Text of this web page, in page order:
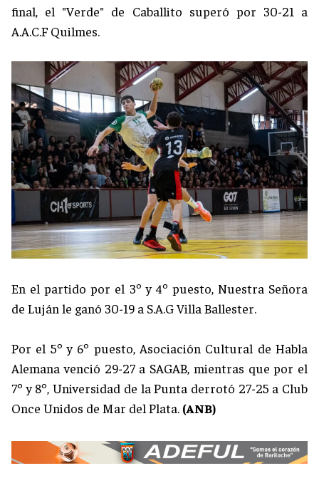
final, el "Verde" de Caballito superó por 30-21 a
A.A.C.F Quilmes.
En el partido por el 3º y 4º puesto, Nuestra Señora
de Luján le ganó 30-19 a S.A.G Villa Ballester.
Por el 5º y 6º puesto, Asociación Cultural de Habla
Alemana venció 29-27 a SAGAB, mientras que por el
7º y 8º, Universidad de la Punta derrotó 27-25 a Club
Once Unidos de Mar del Plata. (ANB)